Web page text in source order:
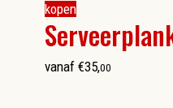
kopen
vanaf €35,00